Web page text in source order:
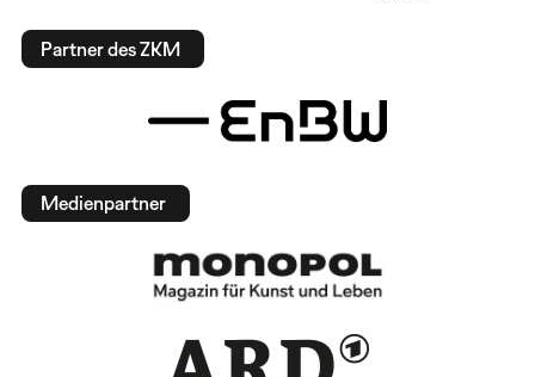
Partner des ZKM
Medienpartner